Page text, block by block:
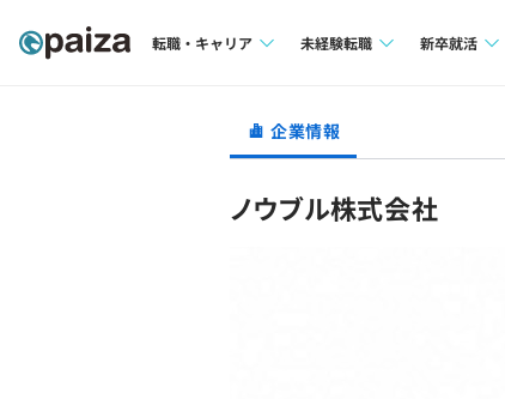
転職・キャリア
転職成功ガイド
未経験転職
求人検索
転職成功ガイド
新卒就活
企業情報
ノウブル株式会社